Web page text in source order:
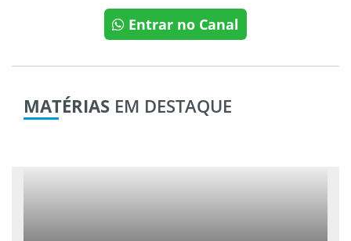
Entrar no Canal
MATÉRIAS EM DESTAQUE